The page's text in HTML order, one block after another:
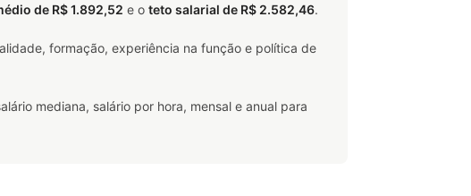
de R$ 1.892,52 e o teto salarial de R$ 2.582,46.
formação, experiência na função e política de
mediana, salário por hora, mensal e anual para